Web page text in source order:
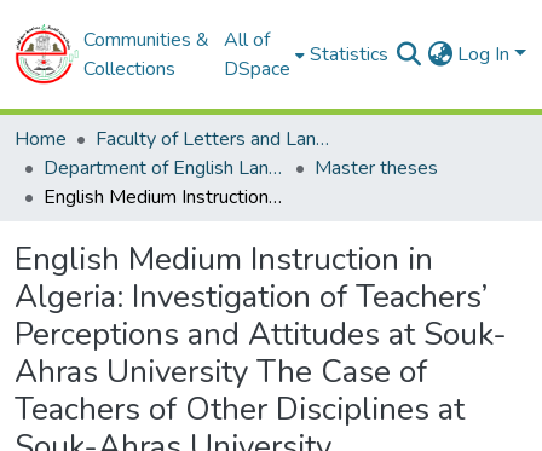
Communities &
Collections
All of
DSpace
Statistics Log In
Home
Faculty of Letters and Languages
Department of English Language
Master theses
English Medium Instruction in Algeria: Investigation of Teachers’ Perceptions and Attitudes at Souk-Ahras University The Case of Teachers of Other Disciplines at Souk-Ahras University
English Medium Instruction in
Algeria: Investigation of Teachers’
Perceptions and Attitudes at Souk-
Ahras University The Case of
Teachers of Other Disciplines at